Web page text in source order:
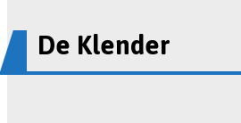
De Klender